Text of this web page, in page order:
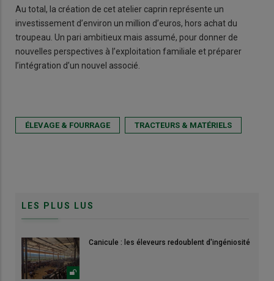
Au total, la création de cet atelier caprin représente un
investissement d’environ un million d’euros, hors achat du
troupeau. Un pari ambitieux mais assumé, pour donner de
nouvelles perspectives à l’exploitation familiale et préparer
l’intégration d’un nouvel associé.
ÉLEVAGE & FOURRAGE TRACTEURS & MATÉRIELS
LES PLUS LUS
Canicule : les éleveurs redoublent d'ingéniosité